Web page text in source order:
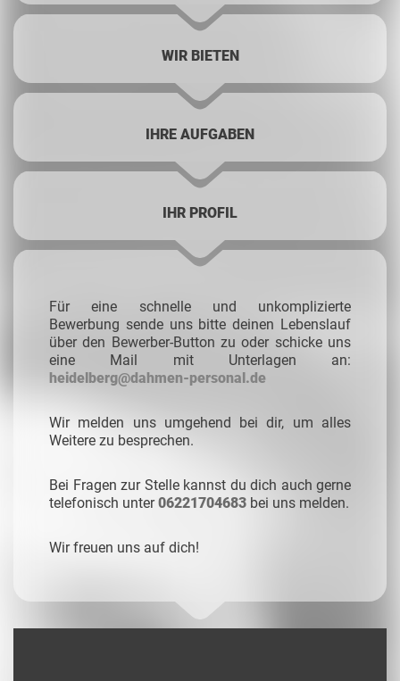
WIR BIETEN
IHRE AUFGABEN
IHR PROFIL
Für eine schnelle und unkomplizierte
Bewerbung sende uns bitte deinen Lebenslauf
über den Bewerber-Button zu oder schicke uns
eine Mail mit Unterlagen an:
heidelberg@dahmen-personal.de
Wir melden uns umgehend bei dir, um alles
Weitere zu besprechen.
Bei Fragen zur Stelle kannst du dich auch gerne
telefonisch unter 06221704683 bei uns melden.
Wir freuen uns auf dich!